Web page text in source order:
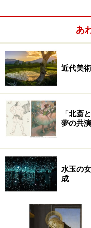
作品の隣にあるプレー
これは「キャプショ
作品のタイトル、制
が表示されています。
そしてこの場合、以
す。
あ
近代美
「北斎
夢の共演
水玉の
成